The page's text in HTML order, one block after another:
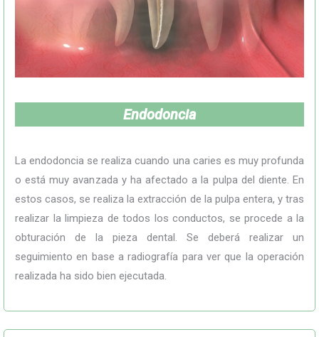
Endodoncia
La endodoncia se realiza cuando una caries es muy profunda
o está muy avanzada y ha afectado a la pulpa del diente. En
estos casos, se realiza la extracción de la pulpa entera, y tras
realizar la limpieza de todos los conductos, se procede a la
obturación de la pieza dental. Se deberá realizar un
seguimiento en base a radiografía para ver que la operación
realizada ha sido bien ejecutada.